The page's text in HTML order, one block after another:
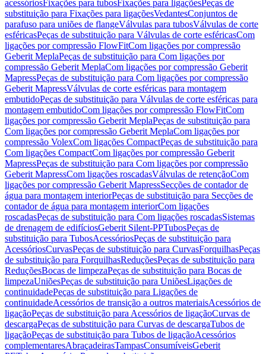
acessóriosFixações para tubosFixações para ligaçõesPeças de
substituição para Fixações para ligaçõesVedantesConjuntos de
parafuso para uniões de flangeVálvulas para tubosVálvulas de corte
esféricasPeças de substituição para Válvulas de corte esféricasCom
ligações por compressão FlowFitCom ligações por compressão
Geberit MeplaPeças de substituição para Com ligações por
compressão Geberit MeplaCom ligações por compressão Geberit
MapressPeças de substituição para Com ligações por compressão
Geberit MapressVálvulas de corte esféricas para montagem
embutidoPeças de substituição para Válvulas de corte esféricas para
montagem embutidoCom ligações por compressão FlowFitCom
ligações por compressão Geberit MeplaPeças de substituição para
Com ligações por compressão Geberit MeplaCom ligações por
compressão VolexCom ligações CompactPeças de substituição para
Com ligações CompactCom ligações por compressão Geberit
MapressPeças de substituição para Com ligações por compressão
Geberit MapressCom ligações roscadasVálvulas de retençãoCom
ligações por compressão Geberit MapressSecções de contador de
água para montagem interiorPeças de substituição para Secções de
contador de água para montagem interiorCom ligações
roscadasPeças de substituição para Com ligações roscadasSistemas
de drenagem de edifíciosGeberit Silent-PPTubosPeças de
substituição para TubosAcessóriosPeças de substituição para
AcessóriosCurvasPeças de substituição para CurvasForquilhasPeças
de substituição para ForquilhasReduçõesPeças de substituição para
ReduçõesBocas de limpezaPeças de substituição para Bocas de
limpezaUniõesPeças de substituição para UniõesLigações de
continuidadePeças de substituição para Ligações de
continuidadeAcessórios de transição a outros materiaisAcessórios de
ligaçãoPeças de substituição para Acessórios de ligaçãoCurvas de
descargaPeças de substituição para Curvas de descargaTubos de
ligaçãoPeças de substituição para Tubos de ligaçãoAcessórios
complementaresAbraçadeirasTampasConsumíveisGeberit